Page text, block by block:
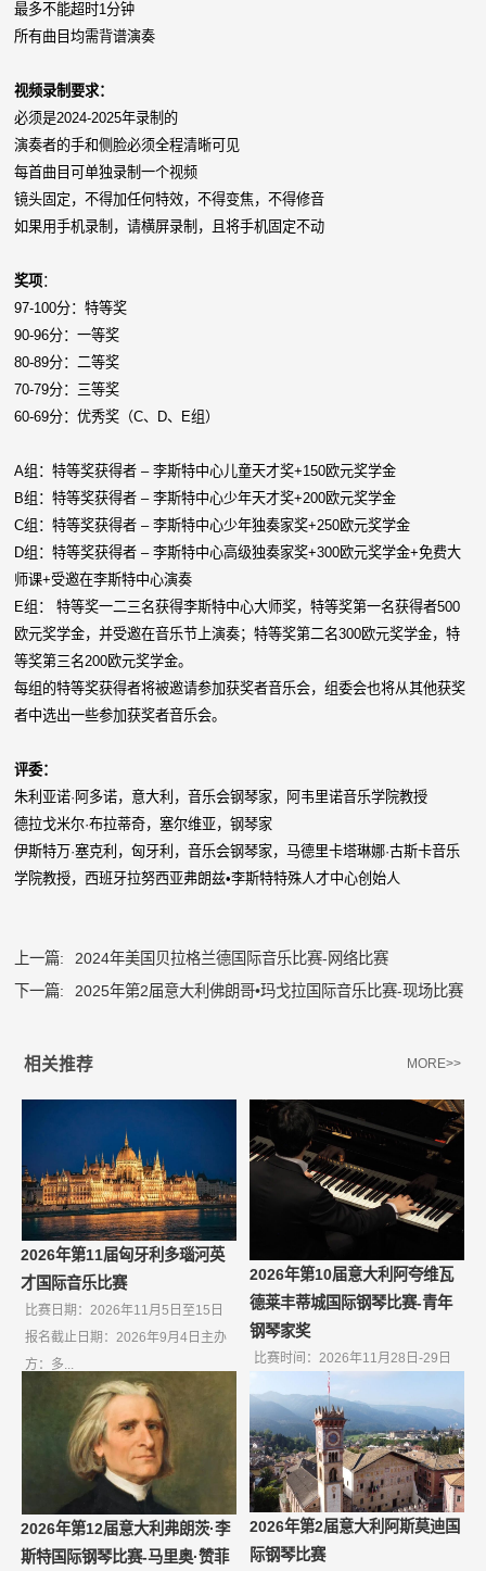
最多不能超时1分钟
所有曲目均需背谱演奏
视频录制要求：
必须是2024-2025年录制的
演奏者的手和侧脸必须全程清晰可见
每首曲目可单独录制一个视频
镜头固定，不得加任何特效，不得变焦，不得修音
如果用手机录制，请横屏录制，且将手机固定不动
奖项：
97-100分：特等奖
90-96分：一等奖
80-89分：二等奖
70-79分：三等奖
60-69分：优秀奖（C、D、E组）
A组：特等奖获得者 – 李斯特中心儿童天才奖+150欧元奖学金
B组：特等奖获得者 – 李斯特中心少年天才奖+200欧元奖学金
C组：特等奖获得者 – 李斯特中心少年独奏家奖+250欧元奖学金
D组：特等奖获得者 – 李斯特中心高级独奏家奖+300欧元奖学金+免费大
师课+受邀在李斯特中心演奏
E组： 特等奖一二三名获得李斯特中心大师奖，特等奖第一名获得者500
欧元奖学金，并受邀在音乐节上演奏；特等奖第二名300欧元奖学金，特
等奖第三名200欧元奖学金。
每组的特等奖获得者将被邀请参加获奖者音乐会，组委会也将从其他获奖
者中选出一些参加获奖者音乐会。
评委：
朱利亚诺·阿多诺，意大利，音乐会钢琴家，阿韦里诺音乐学院教授
德拉戈米尔·布拉蒂奇，塞尔维亚，钢琴家
伊斯特万·塞克利，匈牙利，音乐会钢琴家，马德里卡塔琳娜·古斯卡音乐
学院教授，西班牙拉努西亚弗朗兹•李斯特特殊人才中心创始人
上一篇:
2024年美国贝拉格兰德国际音乐比赛-网络比赛
下一篇:
2025年第2届意大利佛朗哥•玛戈拉国际音乐比赛-现场比赛
相关推荐 MORE>>
2026年第11届匈牙利多瑙河英
才国际音乐比赛
比赛日期：2026年11月5日至15日
报名截止日期：2026年9月4日主办
方：多...
2026年第10届意大利阿夸维瓦
德莱丰蒂城国际钢琴比赛-青年
钢琴家奖
比赛时间：2026年11月28日-29日
报名截止日期：2026年10月9日如
果无...
2026年第12届意大利弗朗茨·李
斯特国际钢琴比赛-马里奥·赞菲
2026年第2届意大利阿斯莫迪国
际钢琴比赛